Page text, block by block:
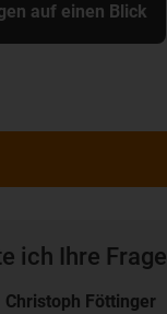
auf einen Blick
ich Ihre
Christoph Föttinger